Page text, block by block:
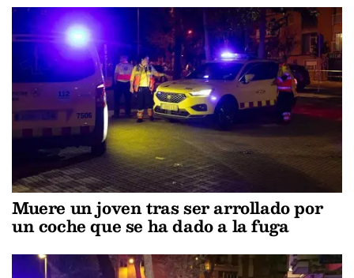
Muere un joven tras ser arrollado por
un coche que se ha dado a la fuga